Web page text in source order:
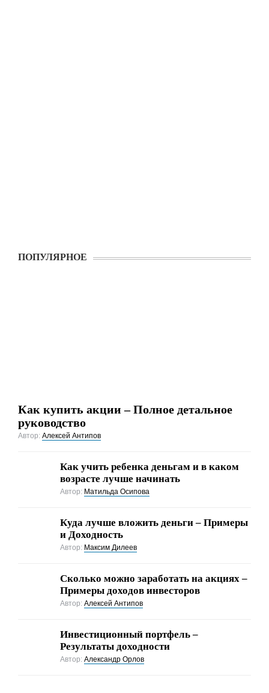
ПОПУЛЯРНОЕ
Как купить акции – Полное детальное
руководство
Автор:Алексей Антипов
Как учить ребенка деньгам и в каком
возрасте лучше начинать
Автор: Матильда Осипова
Куда лучше вложить деньги – Примеры
и Доходность
Автор: Максим Дилеев
Cколько можно заработать на акциях –
Примеры доходов инвесторов
Автор:Алексей Антипов
Инвестиционный портфель –
Результаты доходности
Автор:Александр Орлов